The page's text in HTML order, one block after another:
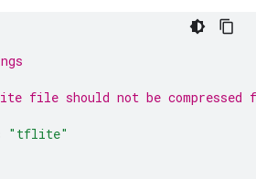
file should not be compressed
"tflite"